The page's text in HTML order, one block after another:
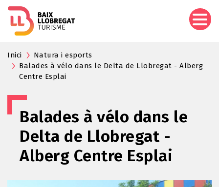
Inici
Natura i esports
Balades à vélo dans le Delta de Llobregat - Alberg
Centre Esplai
Balades à vélo dans le
Delta de Llobregat -
Alberg Centre Esplai